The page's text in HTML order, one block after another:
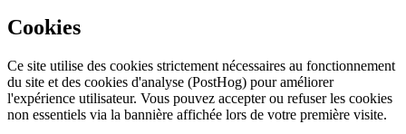
Cookies
Ce site utilise des cookies strictement nécessaires au fonctionnement
du site et des cookies d'analyse (PostHog) pour améliorer
l'expérience utilisateur. Vous pouvez accepter ou refuser les cookies
non essentiels via la bannière affichée lors de votre première visite.